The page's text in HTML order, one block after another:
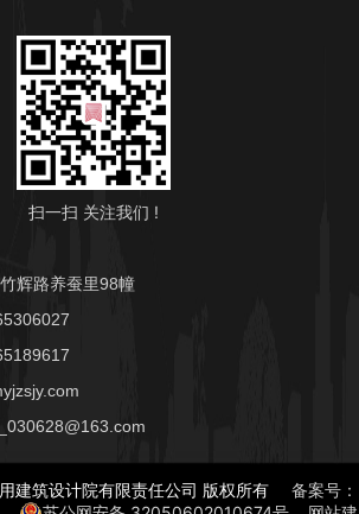
扫一扫 关注我们 !
辉路养蚕里98幢
建筑设计院有限责任公司 版权所有
备案号：